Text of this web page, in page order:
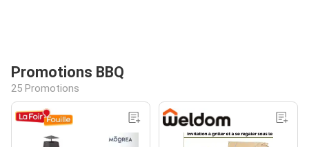
Promotions BBQ
25 Promotions